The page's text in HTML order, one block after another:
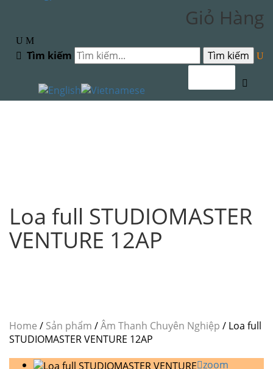
Giỏ Hàng
Tìm kiếm
Loa full STUDIOMASTER
VENTURE 12AP
Home / Sản phẩm /Âm Thanh Chuyên Nghiệp / Loa full
STUDIOMASTER VENTURE 12AP
zoom